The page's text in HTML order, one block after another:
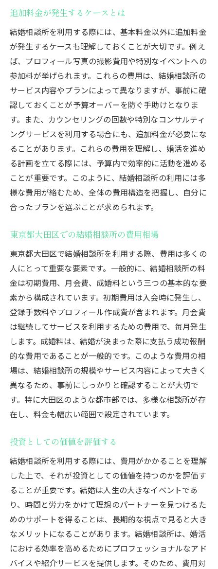
追加料金が発生するケースとは
結婚相談所を利用する際には、基本料金以外に追加料金
が発生するケースも理解しておくことが大切です。例え
ば、プロフィール写真の撮影費用や特別なイベントへの
参加料が挙げられます。これらの費用は、結婚相談所の
サービス内容やプランによって異なりますが、事前に確
認しておくことが予算オーバーを防ぐ手助けとなりま
す。また、カウンセリングの回数や特別なコンサルティ
ングサービスを利用する場合にも、追加料金が必要にな
ることがあります。これらの費用を理解し、婚活を進め
る計画を立てる際には、予算内で効率的に活動を進める
ことが重要です。このように、結婚相談所の利用には多
様な費用が絡むため、全体の費用構造を把握し、自分に
合ったプランを選ぶことが求められます。
東京都大田区での結婚相談所の費用相場
東京都大田区で結婚相談所を利用する際、費用は多くの
人にとって重要な要素です。一般的に、結婚相談所の料
金は初期費用、月会費、成婚料という三つの基本的な要
素から構成されています。初期費用は入会時に発生し、
登録手数料やプロフィール作成費が含まれます。月会費
は継続してサービスを利用するための費用で、毎月発生
します。成婚料は、結婚が決まった際に支払う成功報酬
的な費用であることが一般的です。このような費用の相
場は、結婚相談所の規模やサービス内容によって大きく
異なるため、事前にしっかりと確認することが大切で
す。特に大田区のような都市部では、多様な相談所が存
在し、料金も幅広い範囲で設定されています。
投資としての価値を評価する
結婚相談所を利用する際には、費用がかかることを理解
した上で、それが投資としての価値を持つのかを評価す
ることが重要です。結婚は人生の大きなイベントであ
り、時間と労力をかけて理想のパートナーを見つけるた
めのサポートを得ることは、長期的な視点で見ると大き
なメリットになることがあります。結婚相談所は、婚活
における効率を高めるためにプロフェッショナルなアド
バイスや紹介サービスを提供します。そのため、費用対